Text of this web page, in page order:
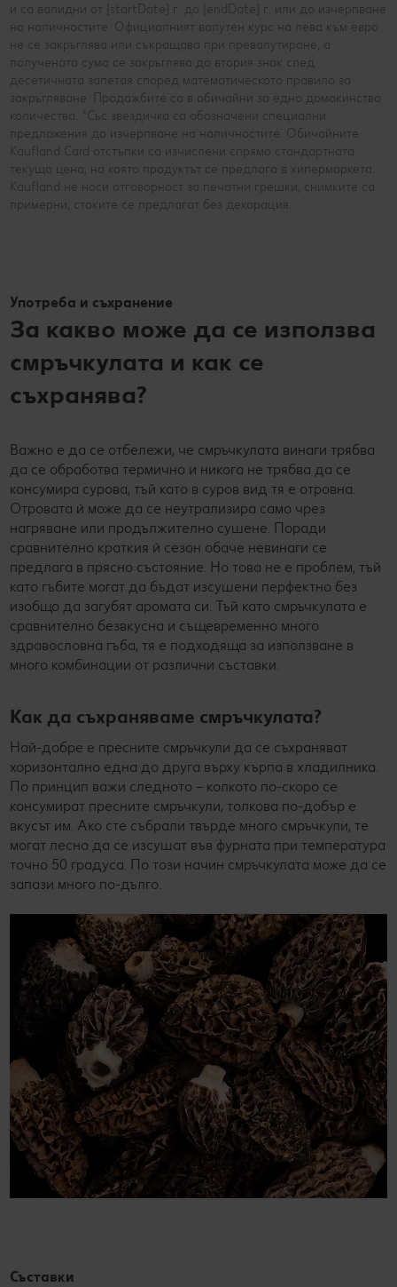
и са валидни от {startDate} г. до {endDate} г. или до изчерпване
на наличностите. Официалният валутен курс на лева към евро
не се закръглява или съкращава при превалутиране, а
получената сума се закръглява до втория знак след
десетичната запетая според математическото правило за
закръгляване. Продажбите са в обичайни за едно домакинство
количества. *Със звездичка са обозначени специални
предложения до изчерпване на наличностите. Обичайните
Kaufland Card отстъпки са изчислени спрямо стандартната
текуща цена, на която продуктът се предлага в хипермаркета.
Kaufland не носи отговорност за печатни грешки, снимките са
примерни, стоките се предлагат без декорация.
Употреба и съхранение
За какво може да се използва
смръчкулата и как се
съхранява?
Важно е да се отбележи, че смръчкулата винаги трябва
да се обработва термично и никога не трябва да се
консумира сурова, тъй като в суров вид тя е отровна.
Отровата ѝ може да се неутрализира само чрез
нагряване или продължително сушене. Поради
сравнително краткия ѝ сезон обаче невинаги се
предлага в прясно състояние. Но това не е проблем, тъй
като гъбите могат да бъдат изсушени перфектно без
изобщо да загубят аромата си. Тъй като смръчкулата е
сравнително безвкусна и същевременно много
здравословна гъба, тя е подходяща за използване в
много комбинации от различни съставки.
Как да съхраняваме смръчкулата?
Най-добре е пресните смръчкули да се съхраняват
хоризонтално една до друга върху кърпа в хладилника.
По принцип важи следното – колкото по-скоро се
консумират пресните смръчкули, толкова по-добър е
вкусът им. Ако сте събрали твърде много смръчкули, те
могат лесно да се изсушат във фурната при температура
точно 50 градуса. По този начин смръчкулата може да се
запази много по-дълго.
Съставки